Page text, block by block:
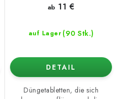
auf Lager (90 Stk.)
ab 11 €
DETAIL
Düngetabletten, die sich